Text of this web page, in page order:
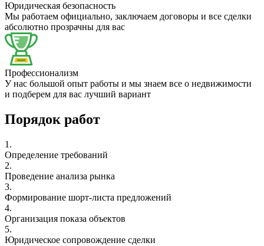
Юридическая безопасность
Мы работаем официально, заключаем договоры и все сделки
абсолютно прозрачны для вас
Профессионализм
У нас большой опыт работы и мы знаем все о недвижимости
и подберем для вас лучший вариант
Порядок работ
1.
Определение требований
2.
Проведение анализа рынка
3.
Формирование шорт-листа предложений
4.
Организация показа объектов
5.
Юридическое сопровождение сделки